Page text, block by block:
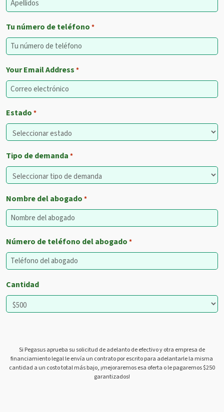
Tu número de teléfono *
Your Email Address *
Estado *
Tipo de demanda *
Nombre del abogado *
Número de teléfono del abogado *
Cantidad
Si Pegasus aprueba su solicitud de adelanto de efectivo y otra empresa de
financiamiento legal le envía un contrato por escrito para adelantarle la misma
cantidad a un costo total más bajo, ¡mejoraremos esa oferta o le pagaremos $250
garantizados!